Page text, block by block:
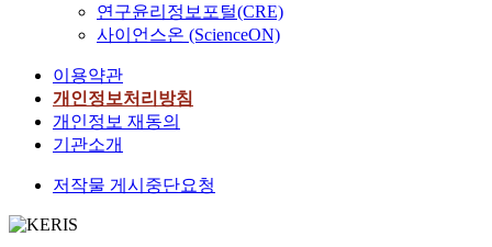
연구윤리정보포털(CRE)
사이언스온 (ScienceON)
이용약관
개인정보처리방침
개인정보 재동의
기관소개
저작물 게시중단요청